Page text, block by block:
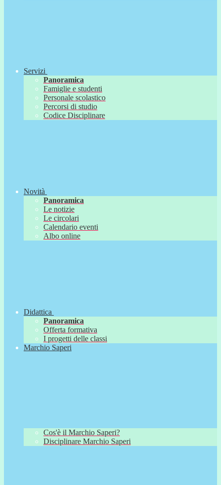
Servizi
Panoramica
Famiglie e studenti
Personale scolastico
Percorsi di studio
Codice Disciplinare
Novità
Panoramica
Le notizie
Le circolari
Calendario eventi
Albo online
Didattica
Panoramica
Offerta formativa
I progetti delle classi
Marchio Saperi
Cos'è il Marchio Saperi?
Disciplinare Marchio Saperi